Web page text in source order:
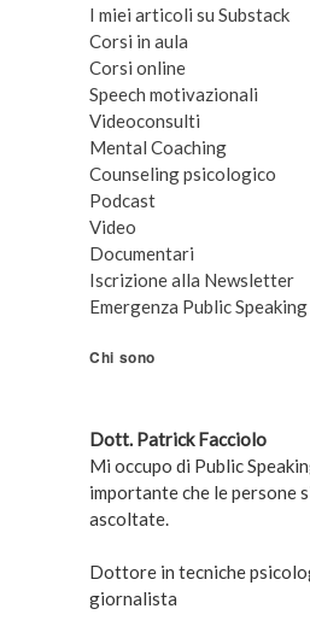
I miei articoli su Substack
Corsi in aula
Corsi online
Speech motivazionali
Videoconsulti
Mental Coaching
Counseling psicologico
Podcast
Video
Documentari
Iscrizione alla Newsletter
Emergenza Public Speaking
Chi sono
Dott. Patrick Facciolo
Mi occupo di Public
importante che le persone
ascoltate.
Dottore in tecniche
giornalista